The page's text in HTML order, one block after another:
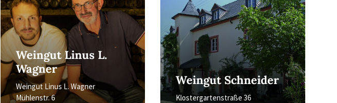
Weingut Linus L.
Wagner
Weingut Linus L. Wagner
Mühlenstr. 6
Weingut Schneider
Klostergartenstraße 36